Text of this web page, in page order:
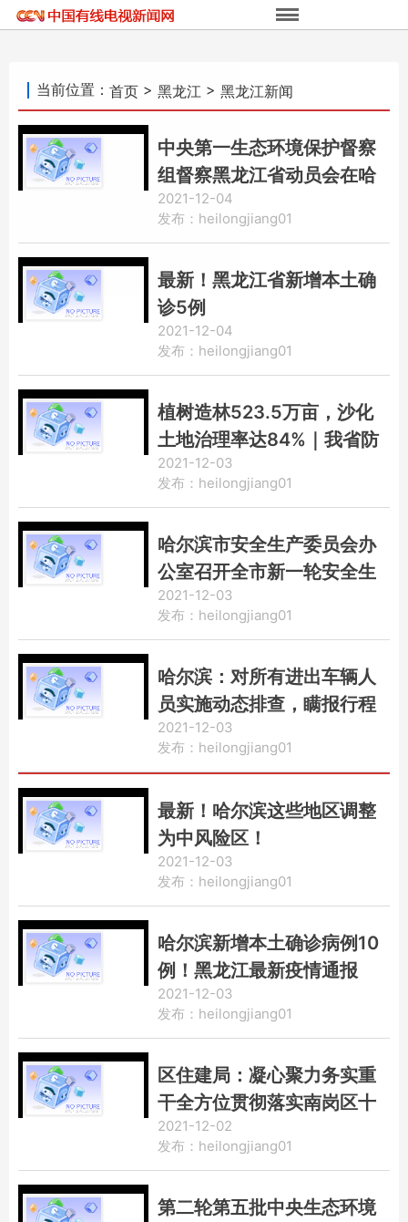
当前位置： 首页 > 黑龙江 > 黑龙江新闻
中央第一生态环境保护督察
组督察黑龙江省动员会在哈
尔滨召开
2021-12-04
发布：heilongjiang01
最新！黑龙江省新增本土确
诊5例
2021-12-04
发布：heilongjiang01
植树造林523.5万亩，沙化
土地治理率达84%｜我省防
沙治沙工作成果显著
2021-12-03
发布：heilongjiang01
哈尔滨市安全生产委员会办
公室召开全市新一轮安全生
产隐患大排查大整治督查汇
报会议
2021-12-03
发布：heilongjiang01
哈尔滨：对所有进出车辆人
员实施动态排查，瞒报行程
将被依法追责
2021-12-03
发布：heilongjiang01
最新！哈尔滨这些地区调整
为中风险区！
2021-12-03
发布：heilongjiang01
哈尔滨新增本土确诊病例10
例！黑龙江最新疫情通报
2021-12-03
发布：heilongjiang01
区住建局：凝心聚力务实重
干全方位贯彻落实南岗区十
二次党代会精神
2021-12-02
发布：heilongjiang01
第二轮第五批中央生态环境